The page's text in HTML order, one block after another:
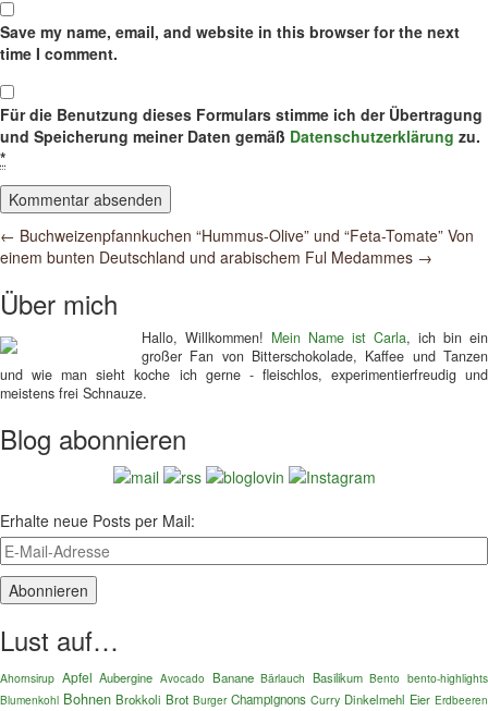
Save my name, email, and website in this browser for the next
time I comment.
Für die Benutzung dieses Formulars stimme ich der Übertragung
und Speicherung meiner Daten gemäß Datenschutzerklärung zu.
*
Post
navigation
← Buchweizenpfannkuchen “Hummus-Olive” und “Feta-Tomate” Von
einem bunten Deutschland und arabischem Ful Medammes →
Über mich
Hallo, Willkommen! Mein Name ist Carla, ich bin ein
großer Fan von Bitterschokolade, Kaffee und Tanzen
und wie man sieht koche ich gerne - fleischlos, experimentierfreudig und
meistens frei Schnauze.
Blog abonnieren
Erhalte neue Posts per Mail:
Lust auf…
Ahornsirup Apfel Aubergine Avocado Banane Bärlauch Basilikum Bento bento-highlights
Blumenkohl Bohnen Brokkoli Brot Burger Champignons Curry Dinkelmehl Eier Erdbeeren